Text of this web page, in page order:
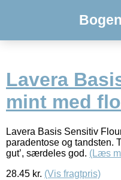
Lavera
mint med
Lavera Basis Sensitiv
paradentose og tandsten.
gut’, særdeles god. (Læs
28.45 kr. (Vis fragtpris)